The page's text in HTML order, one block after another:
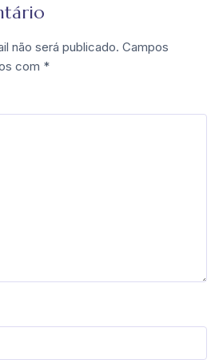
não será publicado. Campos
com *